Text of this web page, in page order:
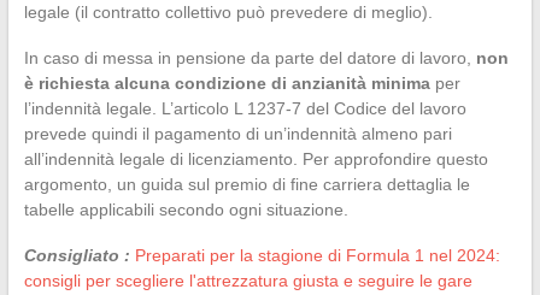
legale (il contratto collettivo può prevedere di meglio).
In caso di messa in pensione da parte del datore di lavoro, non
è richiesta alcuna condizione di anzianità minimaper
l’indennità legale. L’articolo L 1237-7 del Codice del lavoro
prevede quindi il pagamento di un’indennità almeno pari
all’indennità legale di licenziamento. Per approfondire questo
argomento, un guida sul premio di fine carriera dettaglia le
tabelle applicabili secondo ogni situazione.
Consigliato : Preparati per la stagione di Formula 1 nel 2024:
consigli per scegliere l'attrezzatura giusta e seguire le gare